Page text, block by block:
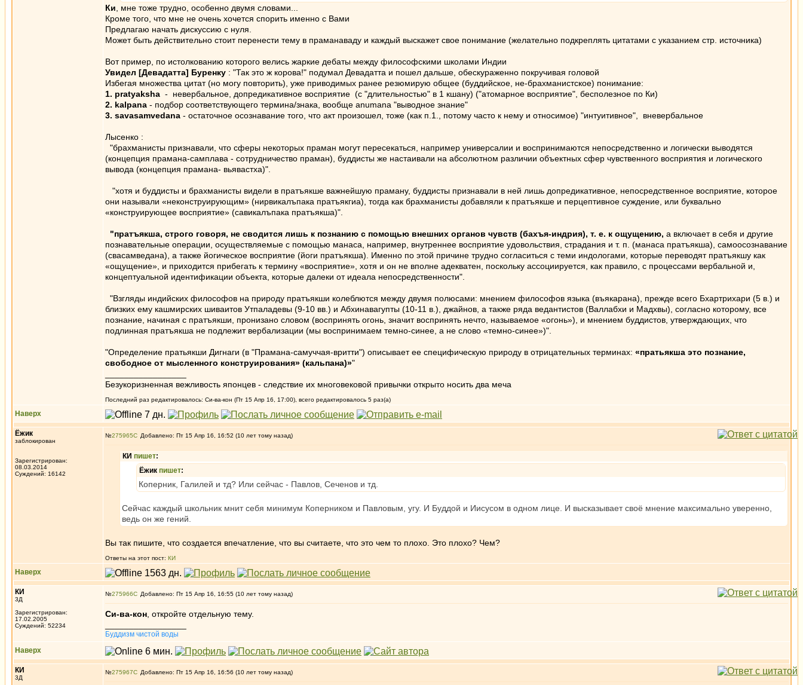
Ки , мне тоже трудно, особенно двумя словами...
Кроме того, что мне не очень хочется спорить именно с Вами
Предлагаю начать дискуссию с нуля.
Может быть действительно стоит перенести тему в праманаваду и каждый выскажет свое понимание (желательно подкреплять цитатами с указанием стр. источника)
Вот пример, по истолкованию которого велись жаркие дебаты между философскими школами Индии
Увидел [Девадатта] Буренку : "Так это ж корова!" подумал Девадатта и пошел дальше, обескураженно покручивая головой
Избегая множества цитат (но могу повторить), уже приводимых ранее резюмирую общее (буддийское, не-брахманистское) понимание:
1. pratyaksha - невербальное, допредикативное восприятие (с "длительностью" в 1 кшану) ("атомарное восприятие", бесполезное по Ки)
2. kalpana - подбор соответствующего термина/знака, вообще anumana "выводное знание"
3. savasamvedana - остаточное осознавание того, что акт произошел, тоже (как п.1., потому часто к нему и относимое) "интуитивное", вневербальное
Лысенко :
"брахманисты признавали, что сферы некоторых праман могут пересекаться, например универсалии и воспринимаются непосредственно и логически выводятся
(концепция прамана-самплава - сотрудничество праман), буддисты же настаивали на абсолютном различии объектных сфер чувственного восприятия и логического
вывода (концепция прамана- вьявастха)".
"хотя и буддисты и брахманисты видели в пратъякше важнейшую праману, буддисты признавали в ней лишь допредикативное, непосредственное восприятие, которое
они называли «неконструирующим» (нирвикалъпака пратъякгиа), тогда как брахманисты добавляли к пратъякше и перцептивное суждение, или буквально
«конструирующее восприятие» (савикалъпака пратъякша)".
"пратъякша, строго говоря, не сводится лишь к познанию с помощью внешних органов чувств (бахъя-индрия), т. е. к ощущению, а включает в себя и другие
познавательные операции, осуществляемые с помощью манаса, например, внутреннее восприятие удовольствия, страдания и т. п. (манаса пратъякша), самоосознавание
(свасамведана), а также йогическое восприятие (йоги пратъякша). Именно по этой причине трудно согласиться с теми индологами, которые переводят пратъякшу как
«ощущение», и приходится прибегать к термину «восприятие», хотя и он не вполне адекватен, поскольку ассоциируется, как правило, с процессами вербальной и,
концептуальной идентификации объекта, которые далеки от идеала непосредственности".
"Взгляды индийских философов на природу пратъякши колеблются между двумя полюсами: мнением философов языка (въякарана), прежде всего Бхартрихари (5 в.) и
близких ему кашмирских шиваитов Утпаладевы (9-10 вв.) и Абхинавагупты (10-11 в.), джайнов, а также ряда ведантистов (Валлабхи и Мадхвы), согласно которому, все
познание, начиная с пратъякши, пронизано словом (воспринять огонь, значит воспринять нечто, называемое «огонь»), и мнением буддистов, утверждающих, что
подлинная пратъякша не подлежит вербализации (мы воспринимаем темно-синее, а не слово «темно-синее»)".
"Определение пратьякши Дигнаги (в "Прамана-самуччая-вритти") описывает ее специфическую природу в отрицательных терминах: «пратьякша это познание,
свободное от мысленного конструирования» (кальпана)»"
Безукоризненная вежливость японцев - следствие их многовековой привычки открыто носить два меча
Последний раз редактировалось: Си-ва-кон (Пт 15 Апр 16, 17:00), всего редактировалось 5 раз(а)
Наверх
Ёжик
заблокирован
Зарегистрирован:
08.03.2014
Суждений: 16142
№275965 Добавлено: Пт 15 Апр 16, 16:52 (10 лет тому назад)
КИ пишет:
Ёжик пишет:
Коперник, Галилей и тд? Или сейчас - Павлов, Сеченов и тд.
Сейчас каждый школьник мнит себя минимум Коперником и Павловым, угу. И Буддой и Иисусом в одном лице. И высказывает своё мнение максимально уверенно,
ведь он же гений.
Вы так пишите, что создается впечатление, что вы считаете, что это чем то плохо. Это плохо? Чем?
Ответы на этот пост: КИ
Наверх
КИ
3Д
Зарегистрирован:
17.02.2005
Суждений: 52234
№275966 Добавлено: Пт 15 Апр 16, 16:55 (10 лет тому назад)
Си-ва-кон , откройте отдельную тему.
Буддизм чистой воды
Наверх
КИ
3Д
№275967 Добавлено: Пт 15 Апр 16, 16:56 (10 лет тому назад)